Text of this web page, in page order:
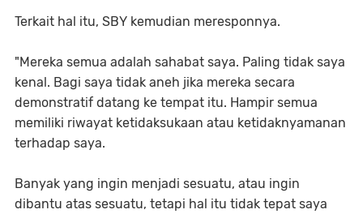
Terkait hal itu, SBY kemudian meresponnya.
"Mereka semua adalah sahabat saya. Paling tidak saya
kenal. Bagi saya tidak aneh jika mereka secara
demonstratif datang ke tempat itu. Hampir semua
memiliki riwayat ketidaksukaan atau ketidaknyamanan
terhadap saya.
Banyak yang ingin menjadi sesuatu, atau ingin
dibantu atas sesuatu, tetapi hal itu tidak tepat saya